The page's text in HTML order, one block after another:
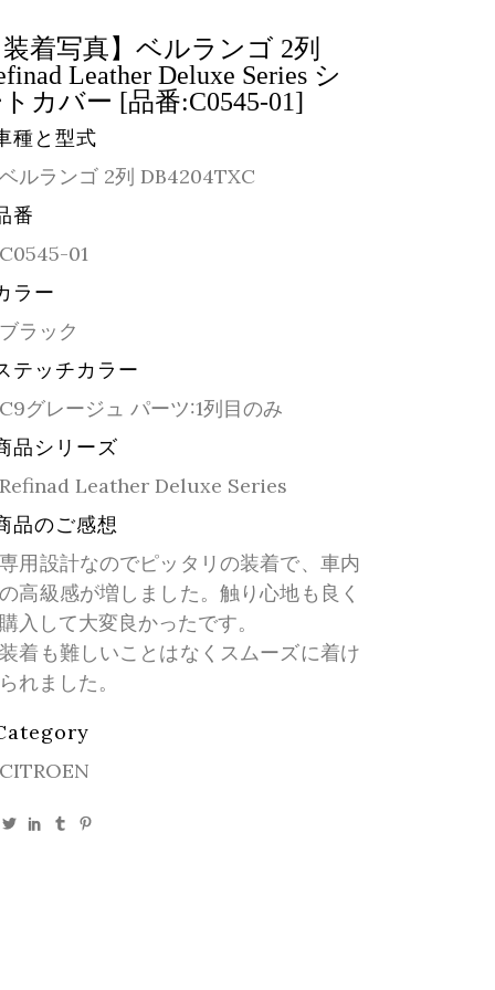
着写真】ベルランゴ 2列
Leather Deluxe Series シ
カバー [品番:C0545-01]
種と型式
ベルランゴ 2列 DB4204TXC
番
C0545-01
ラー
ブラック
テッチカラー
C9グレージュ パーツ:1列目のみ
品シリーズ
Refinad Leather Deluxe Series
品のご感想
専用設計なのでピッタリの装着で、車内
の高級感が増しました。触り心地も良く
購入して大変良かったです。
装着も難しいことはなくスムーズに着け
られました。
CITROEN